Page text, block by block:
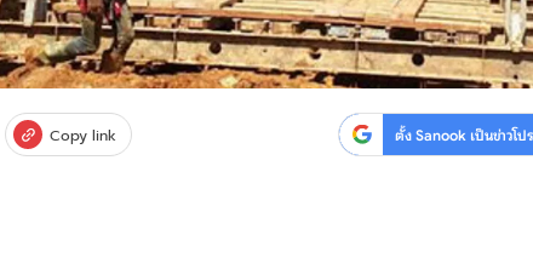
Copy link ตั้ง Sanook เป็นข่าวโ